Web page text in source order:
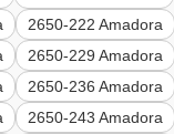
2650-222 Amadora
2650-229 Amadora
2650-236 Amadora
2650-243 Amadora